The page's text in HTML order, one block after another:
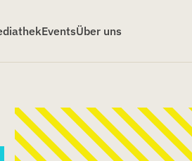
EventsÜber uns